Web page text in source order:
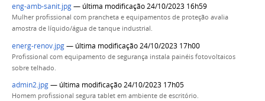
eng-amb-sanit.jpg— última modificação 24/10/2023 16h59
Mulher profissional com prancheta e equipamentos de proteção avalia
amostra de líquido/água de tanque industrial.
energ-renov.jpg— última modificação 24/10/2023 17h00
Profissional com equipamento de segurança instala painéis fotovoltaicos
sobre telhado.
admin2.jpg— última modificação 24/10/2023 17h05
Homem profissional segura tablet em ambiente de escritório.